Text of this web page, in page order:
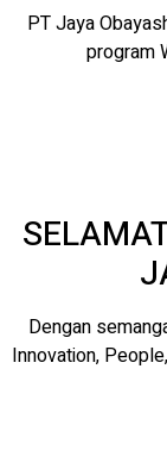
PT Jaya
program
Dengan
Innovation,